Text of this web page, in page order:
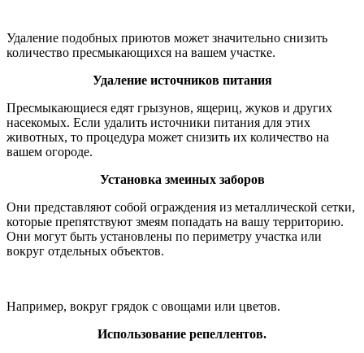
Удаление подобных приютов может значительно снизить
количество пресмыкающихся на вашем участке.
Удаление источников питания
Пресмыкающиеся едят грызунов, ящериц, жуков и других
насекомых. Если удалить источники питания для этих
животных, то процедура может снизить их количество на
вашем огороде.
Установка змеиных заборов
Они представляют собой ограждения из металлической сетки,
которые препятствуют змеям попадать на вашу территорию.
Они могут быть установлены по периметру участка или
вокруг отдельных объектов.
Например, вокруг грядок с овощами или цветов.
Использование репеллентов.